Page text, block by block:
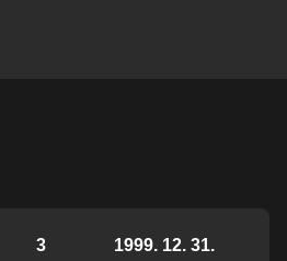
3 1999. 12. 31.